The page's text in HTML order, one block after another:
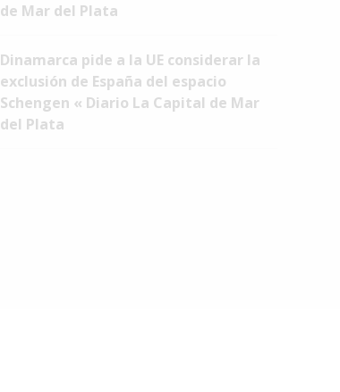
de Mar del Plata
Dinamarca pide a la UE considerar la
exclusión de España del espacio
Schengen « Diario La Capital de Mar
del Plata